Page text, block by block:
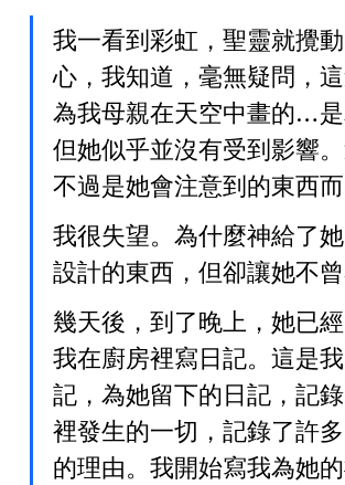
我一看到彩虹，聖靈就攪
心，我知道，毫無疑問，
為我母親在天空中畫的…是
但她似乎並沒有受到影響
不過是她會注意到的東西而
我很失望。為什麼神給了
設計的東西，但卻讓她不
幾天後，到了晚上，她已經
我在廚房裡寫日記。這是
記，為她留下的日記，記
裡發生的一切，記錄了許
的理由。我開始寫我為她的